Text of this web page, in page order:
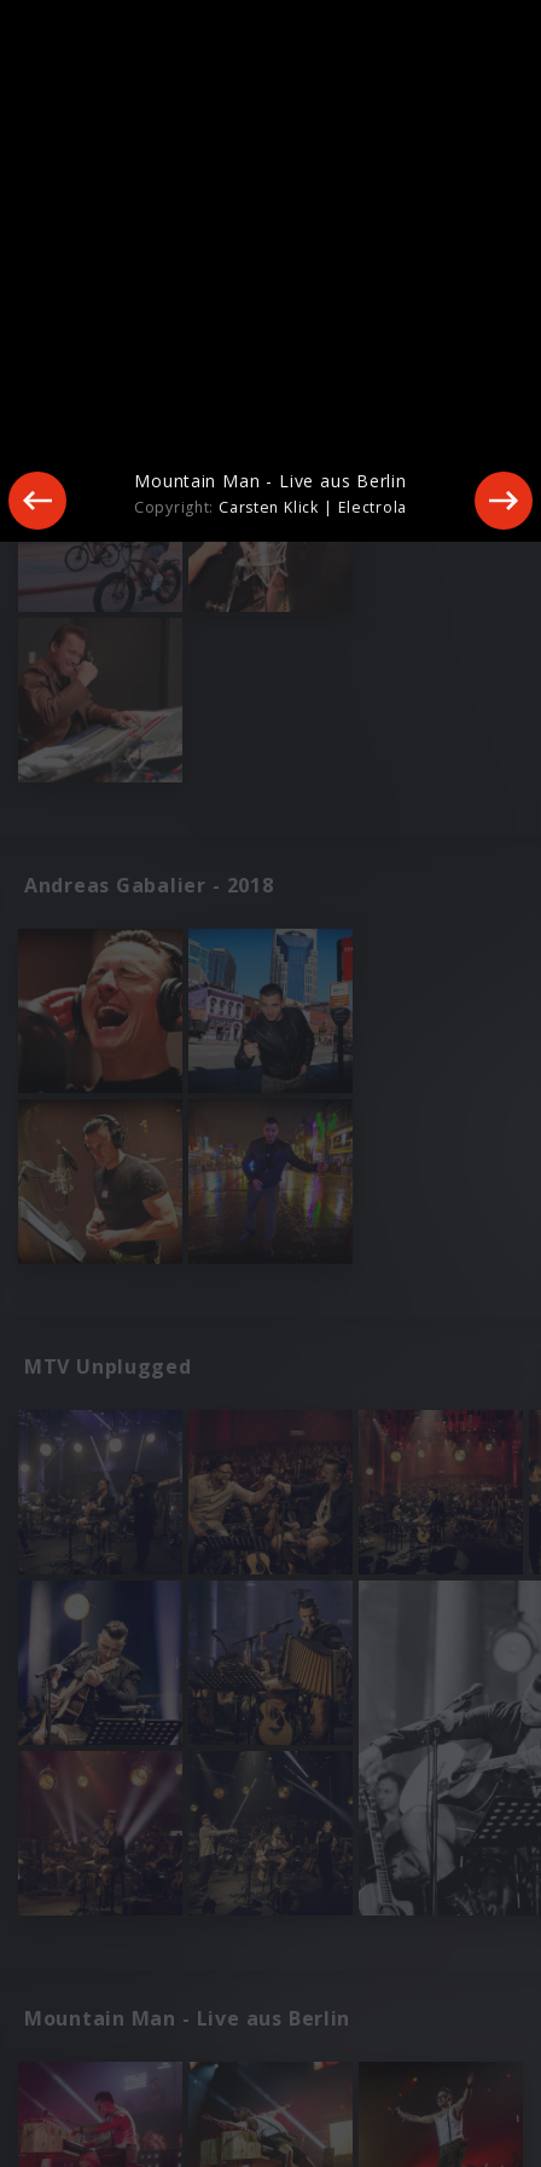
Andreas Gabalier - 2018
MTV Unplugged
Mountain Man - Live aus Berlin
Mountain Man - Live aus Berlin
Copyright: Carsten Klick | Electrola